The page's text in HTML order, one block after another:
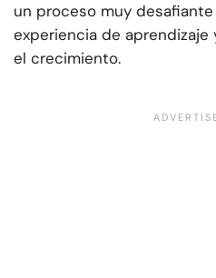
un proceso muy
experiencia de
el crecimiento.